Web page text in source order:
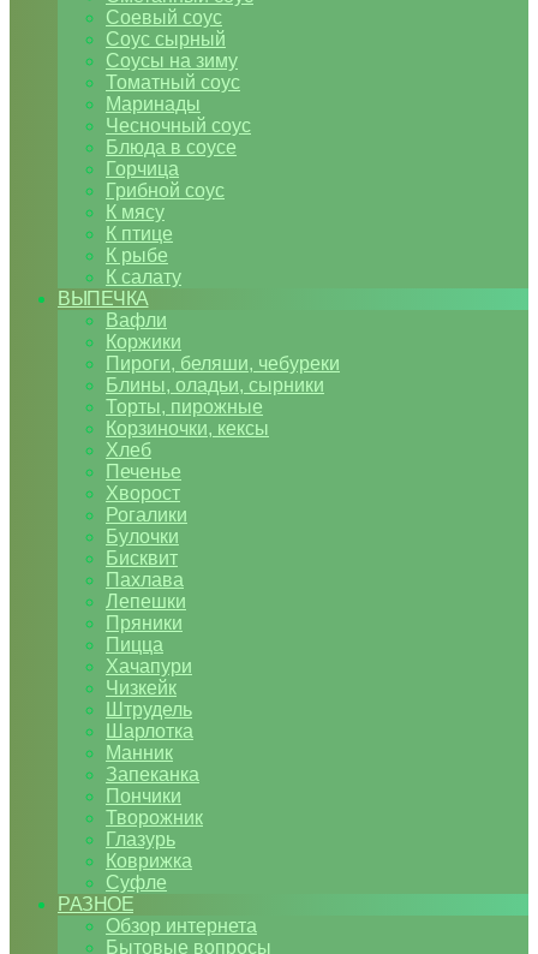
Соевый соус
Соус сырный
Соусы на зиму
Томатный соус
Маринады
Чесночный соус
Блюда в соусе
Горчица
Грибной соус
К мясу
К птице
К рыбе
К салату
ВЫПЕЧКА
Вафли
Коржики
Пироги, беляши, чебуреки
Блины, оладьи, сырники
Торты, пирожные
Корзиночки, кексы
Хлеб
Печенье
Хворост
Рогалики
Булочки
Бисквит
Пахлава
Лепешки
Пряники
Пицца
Хачапури
Чизкейк
Штрудель
Шарлотка
Манник
Запеканка
Пончики
Творожник
Глазурь
Коврижка
Суфле
РАЗНОЕ
Обзор интернета
Бытовые вопросы